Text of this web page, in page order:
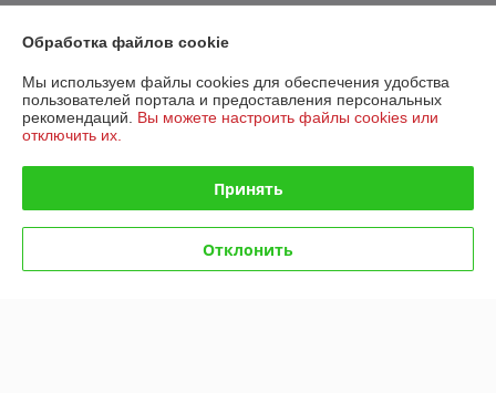
Контакты
Доставка и оплата
Обработка файлов cookie
Мы используем файлы cookies для обеспечения удобства
пользователей портала и предоставления персональных
рекомендаций. Вы можете настроить файлы cookies или
отключить их.
Принять
Отклонить